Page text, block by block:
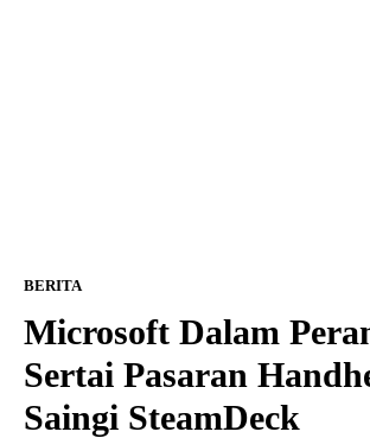
BERITA
Microsoft Dalam
Sertai Pasaran
Saingi SteamDeck